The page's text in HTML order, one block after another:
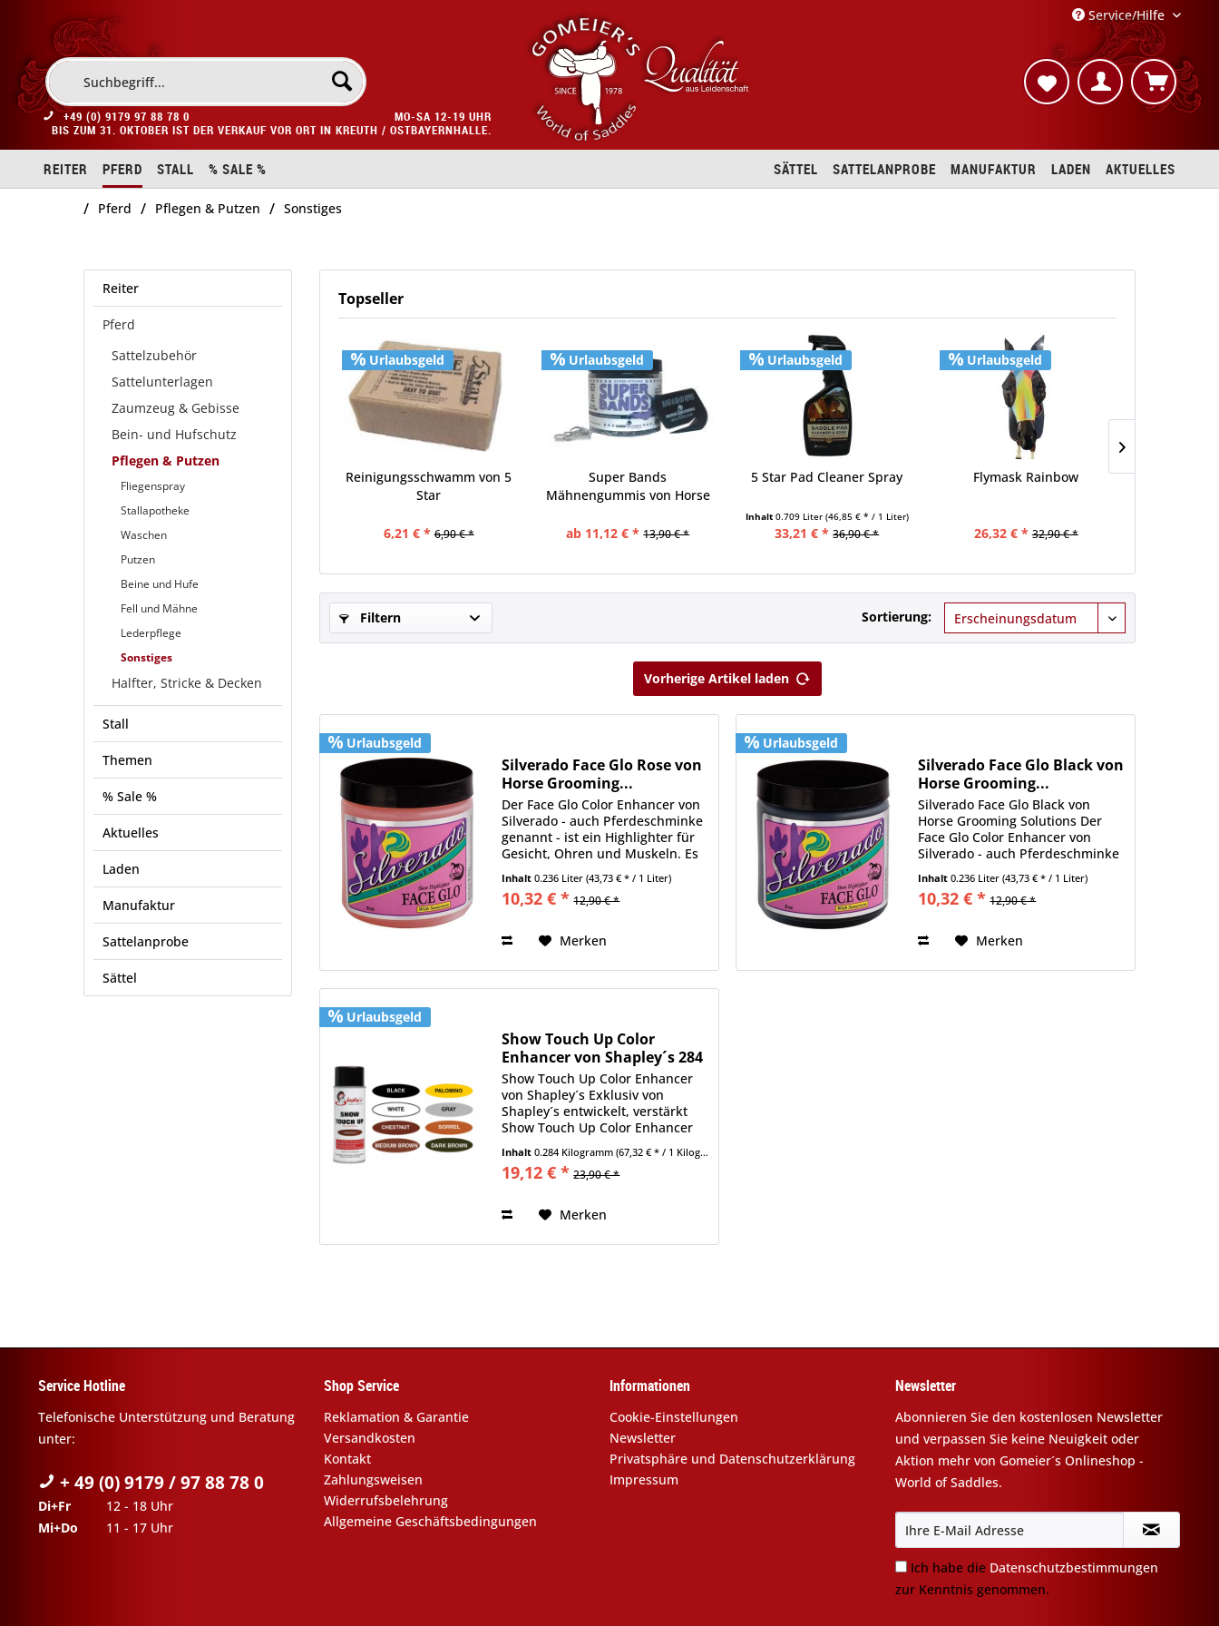
Service/Hilfe
+49 (0) 9179 97 88 78 0
MO-SA 12-19 UHR
BIS ZUM 31. OKTOBER IST DER VERKAUF VOR ORT IN KREUTH / OSTBAYERNHALLE.
REITER PFERD STALL % SALE % AKTUELLES
LADEN
MANUFAKTUR
SATTELANPROBE
SÄTTEL
/ Pferd / Pflegen & Putzen / Sonstiges
Reiter
Pferd
Sattelzubehör
Sattelunterlagen
Zaumzeug & Gebisse
Bein- und Hufschutz
Pflegen & Putzen
Fliegenspray
Stallapotheke
Waschen
Putzen
Beine und Hufe
Fell und Mähne
Lederpflege
Sonstiges
Halfter, Stricke & Decken
Stall
Themen
% Sale %
Aktuelles
Laden
Manufaktur
Sattelanprobe
Sättel
Topseller
Urlaubsgeld
Reinigungsschwamm von 5
Star
6,21 € * 6,90 € *
Urlaubsgeld
Super Bands
Mähnengummis von Horse
ab 11,12 € * 13,90 € *
Urlaubsgeld
5 Star Pad Cleaner Spray
Inhalt 0.709 Liter (46,85 € * / 1 Liter)
33,21 € * 36,90 € *
Urlaubsgeld
Flymask Rainbow
26,32 € * 32,90 € *
Filtern Sortierung:
Vorherige Artikel laden
Urlaubsgeld
Silverado Face Glo Rose von
Horse Grooming...
Der Face Glo Color Enhancer von
Silverado - auch Pferdeschminke
genannt - ist ein Highlighter für
Gesicht, Ohren und Muskeln. Es
kann auch Narben und kleine
Schrammen abdecken. Durch
den enthaltenen UV-A und UV-B
Inhalt0.236 Liter(43,73 € * / 1 Liter)
10,32 € * 12,90 € *
Merken
Urlaubsgeld
Silverado Face Glo Black von
Horse Grooming...
Silverado Face Glo Black von
Horse Grooming Solutions Der
Face Glo Color Enhancer von
Silverado - auch Pferdeschminke
genannt - ist ein Highlighter für
Gesicht, Ohren und Muskeln. Es
kann auch Narben und kleine
Inhalt0.236 Liter(43,73 € * / 1 Liter)
10,32 € * 12,90 € *
Merken
Urlaubsgeld
Show Touch Up Color
Enhancer von Shapley´s 284
g
Show Touch Up Color Enhancer
von Shapley´s Exklusiv von
Shapley´s entwickelt, verstärkt
Show Touch Up Color Enhancer
überdeckt zuverlässig und
effektiv Flecken, Narben und
wischfest...
Inhalt0.284 Kilogramm(67,32 € * / 1 Kilogramm)
19,12 € * 23,90 € *
Merken
Service Hotline
Telefonische Unterstützung und Beratung
unter:
+ 49 (0) 9179 / 97 88 78 0
Di+Fr
12 - 18 Uhr
Mi+Do
11 - 17 Uhr
Shop Service
Reklamation & Garantie
Versandkosten
Kontakt
Zahlungsweisen
Widerrufsbelehrung
Allgemeine Geschäftsbedingungen
Informationen
Cookie-Einstellungen
Newsletter
Privatsphäre und Datenschutzerklärung
Impressum
Newsletter
Abonnieren Sie den kostenlosen Newsletter
und verpassen Sie keine Neuigkeit oder
Aktion mehr von Gomeier´s Onlineshop -
World of Saddles.
Ich habe die Datenschutzbestimmungen
zur Kenntnis genommen.